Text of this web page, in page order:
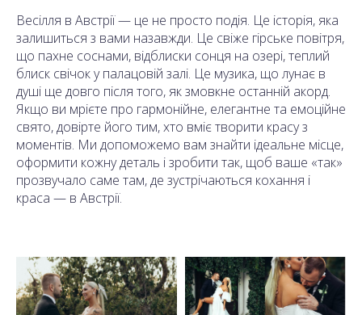
Весілля в Австрії — це не просто подія. Це історія, яка
залишиться з вами назавжди. Це свіже гірське повітря,
що пахне соснами, відблиски сонця на озері, теплий
блиск свічок у палацовій залі. Це музика, що лунає в
душі ще довго після того, як змовкне останній акорд.
Якщо ви мрієте про гармонійне, елегантне та емоційне
свято, довірте його тим, хто вміє творити красу з
моментів. Ми допоможемо вам знайти ідеальне місце,
оформити кожну деталь і зробити так, щоб ваше «так»
прозвучало саме там, де зустрічаються кохання і
краса — в Австрії.